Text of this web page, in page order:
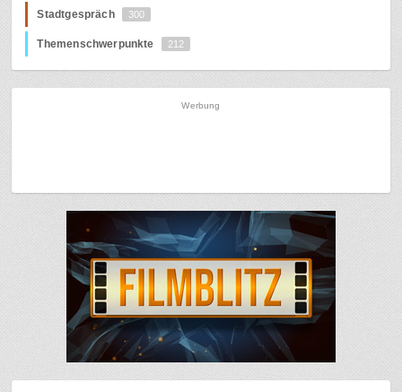
Stadtgespräch 300
Themenschwerpunkte 212
Werbung